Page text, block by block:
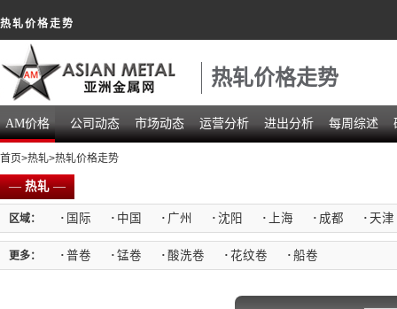
热轧价格走势
热轧价格走势
AM价格 公司动态 市场动态 运营分析 进出分析 每周综述
首页>热轧>热轧价格走势
—热轧—
区域： · 国际 · 中国 · 广州 · 沈阳 · 上海 · 成都 · 天津
更多： · 普卷 · 锰卷 · 酸洗卷 · 花纹卷 · 船卷